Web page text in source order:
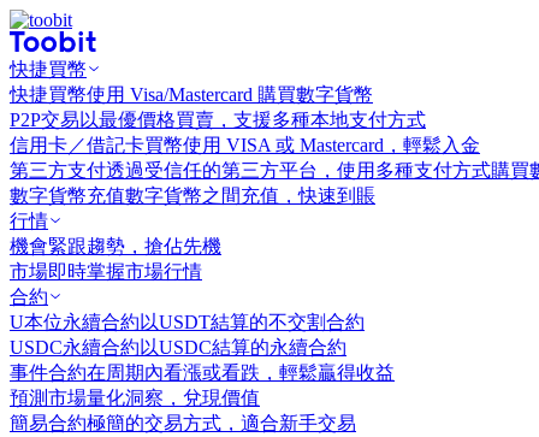
快捷買幣
快捷買幣使用 Visa/Mastercard 購買數字貨幣
P2P交易 以最優價格買賣，支援多種本地支付方式
信用卡／借記卡買幣使用 VISA 或 Mastercard，輕鬆入金
第三方支付透過受信任的第三方平台，使用多種支付方式購買
數字貨幣充值數字貨幣之間充值，快速到賬
行情
機會緊跟趨勢，搶佔先機
市場即時掌握市場行情
合約
U本位永續合約 以USDT結算的不交割合約
USDC永續合約 以USDC結算的永續合約
事件合約在周期內看漲或看跌，輕鬆贏得收益
預測市場量化洞察，兌現價值
簡易合約極簡的交易方式，適合新手交易